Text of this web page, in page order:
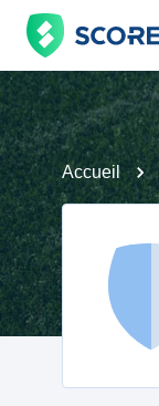
Accueil